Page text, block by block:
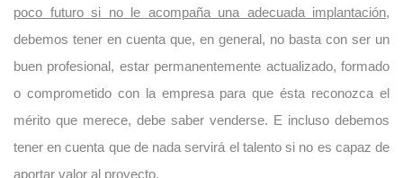
poco futuro si no le acompaña una adecuada implantación,
debemos tener en cuenta que, en general, no basta con ser un
buen profesional, estar permanentemente actualizado, formado
o comprometido con la empresa para que ésta reconozca el
mérito que merece, debe saber venderse. E incluso debemos
tener en cuenta que de nada servirá el talento si no es capaz de
aportar valor al proyecto.